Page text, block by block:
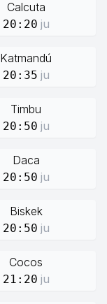
Calcuta
20:20 ju
Katmandú
20:35 ju
Timbu
20:50 ju
Daca
20:50 ju
Biskek
20:50 ju
Cocos
21:20 ju